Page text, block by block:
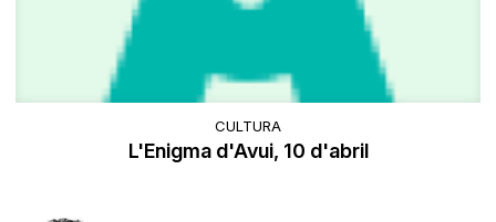
CULTURA
L'Enigma d'Avui, 10 d'abril